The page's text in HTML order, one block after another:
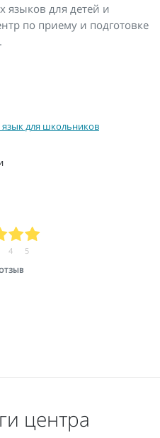
для детей и
по приему и подготовке
язык для школьников
4 5
центра